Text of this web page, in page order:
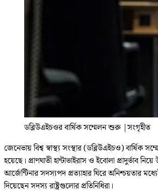
ডব্লিউএইচওর বার্ষিক সম্মেলন শুরু |সংগৃহীত
জেনেভায় বিশ্ব স্বাস্থ্য সংস্থার (ডব্লিউএইচও) বার্ষিক
হয়েছে। প্রাণঘাতী হান্টাভাইরাস ও ইবোলা প্রাদুর্ভাব
আর্জেন্টিনার সদস্যপদ প্রত্যাহার ঘিরে অনিশ্চয়তার
দিয়েছেন সদস্য রাষ্ট্রগুলোর প্রতিনিধিরা।